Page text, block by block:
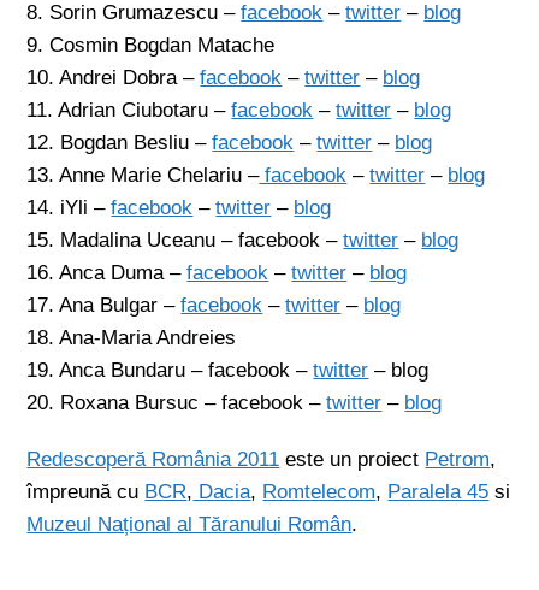
8. Sorin Grumazescu –facebook –twitter – blog
9. Cosmin Bogdan Matache
10. Andrei Dobra –facebook –twitter – blog
11. Adrian Ciubotaru –facebook –twitter – blog
12. Bogdan Besliu –facebook –twitter – blog
13. Anne Marie Chelariu –facebook –twitter – blog
14. iYli –facebook –twitter – blog
15. Madalina Uceanu – facebook –twitter – blog
16. Anca Duma –facebook –twitter – blog
17. Ana Bulgar –facebook –twitter – blog
18. Ana-Maria Andreies
19. Anca Bundaru – facebook –twitter – blog
20. Roxana Bursuc – facebook –twitter – blog
Redescoperă România 2011 este un proiect Petrom,
împreună cu BCR, Dacia, Romtelecom, Paralela 45 si
Muzeul Național al Tăranului Român.